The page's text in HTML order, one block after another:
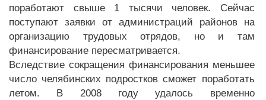
поработают свыше 1 тысячи человек. Сейчас
поступают заявки от администраций районов на
организацию трудовых отрядов, но и там
финансирование пересматривается.
Вследствие сокращения финансирования меньшее
число челябинских подростков сможет поработать
летом. В 2008 году удалось временно